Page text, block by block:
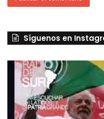
Síguenos en